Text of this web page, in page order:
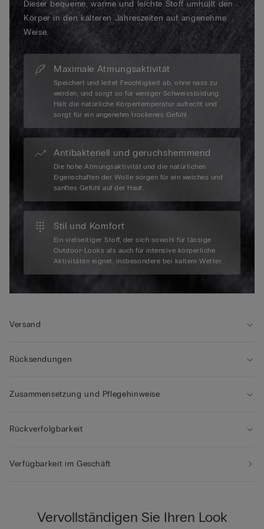
Dieser bequeme, warme und leichte Stoff umhüllt den
Körper in den kälteren Jahreszeiten auf angenehme
Weise.
Maximale Atmungsaktivität
Speichert und leitet Feuchtigkeit ab, ohne nass zu
werden, und sorgt so für weniger Schweissbildung.
Hält die natürliche Körpertemperatur aufrecht und
sorgt für ein angenehm trockenes Gefühl.
Antibakteriell und geruchshemmend
Die hohe Atmungsaktivität und die natürlichen
Eigenschaften der Wolle sorgen für ein weiches und
sanftes Gefühl auf der Haut.
Stil und Komfort
Ein vielseitiger Stoff, der sich sowohl für lässige
Outdoor-Looks als auch für intensive körperliche
Aktivitäten eignet, insbesondere bei kaltem Wetter.
Versand
Rücksendungen
Zusammensetzung und Pflegehinweise
Rückverfolgbarkeit
Verfügbarkeit im Geschäft
Vervollständigen Sie Ihren Look